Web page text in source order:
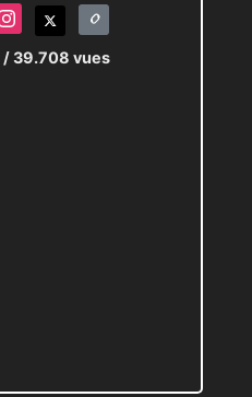
/ 39.708 vues